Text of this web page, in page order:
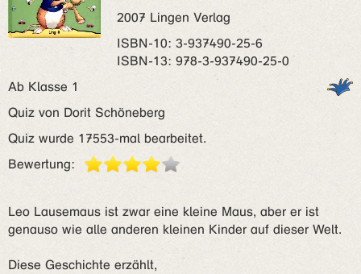
2007 Lingen Verlag
ISBN‑10: 3-937490-25-6
ISBN‑13: 978-3-937490-25-0
Ab Klasse 1
Quiz von Dorit Schöneberg
Quiz wurde 17553-mal bearbeitet.
Bewertung:
Leo Lausemaus ist zwar eine kleine Maus, aber er ist
genauso wie alle anderen kleinen Kinder auf dieser Welt.
Diese Geschichte erzählt,